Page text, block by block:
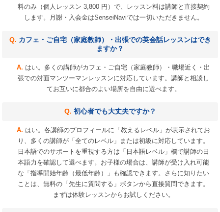
料のみ（個人レッスン 3,800 円）で、レッスン料は講師と直接契約
します。月謝・入会金はSenseiNaviでは一切いただきません。
カフェ・ご自宅（家庭教師）・出張での英会話レッスンはでき
ますか？
はい。多くの講師がカフェ・ご自宅（家庭教師）・職場近く・出
張での対面マンツーマンレッスンに対応しています。講師と相談し
てお互いに都合のよい場所を自由に選べます。
初心者でも大丈夫ですか？
はい。各講師のプロフィールに「教えるレベル」が表示されてお
り、多くの講師が「全てのレベル」または初級に対応しています。
日本語でのサポートを重視する方は「日本語レベル」欄で講師の日
本語力を確認して選べます。お子様の場合は、講師が受け入れ可能
な「指導開始年齢（最低年齢）」も確認できます。さらに知りたい
ことは、無料の「先生に質問する」ボタンから直接質問できます。
まずは体験レッスンからお試しください。